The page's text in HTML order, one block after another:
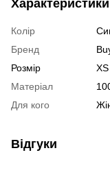
Характеристики
Колір
Бренд
Розмір
XS
Матеріал
Для кого
Відгуки